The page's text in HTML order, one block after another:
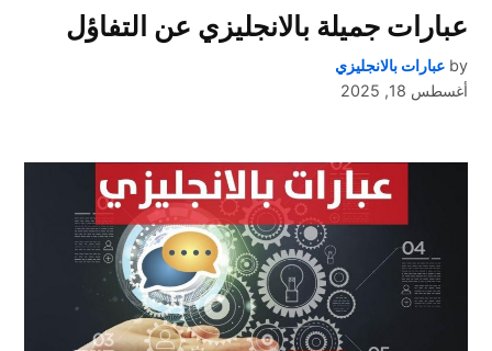
عبارات جميلة بالانجليزي عن التفاؤل
by عبارات بالانجليزي
أغسطس 18, 2025